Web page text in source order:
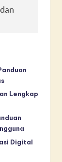
Lengkap
Digital